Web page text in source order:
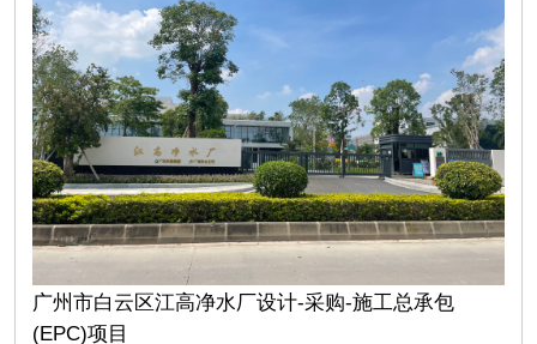
广州市白云区江高净水厂设计-采购-施工总承包
(EPC)项目